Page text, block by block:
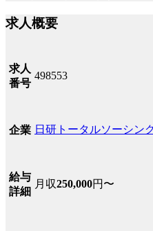
求人概要
求人
番号
498553
企業 日研トータルソーシン
給与
詳細
月収250,000円〜